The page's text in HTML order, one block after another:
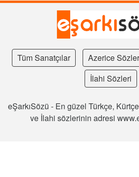
Tüm Sanatçılar Azerice Sözler
İlahi Sözleri
eŞarkıSözü - En güzel Türkçe,
ve İlahi sözlerinin adresi